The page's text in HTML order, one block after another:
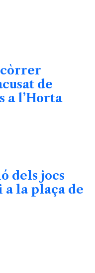
de
a l’Horta
dels jocs
la plaça de